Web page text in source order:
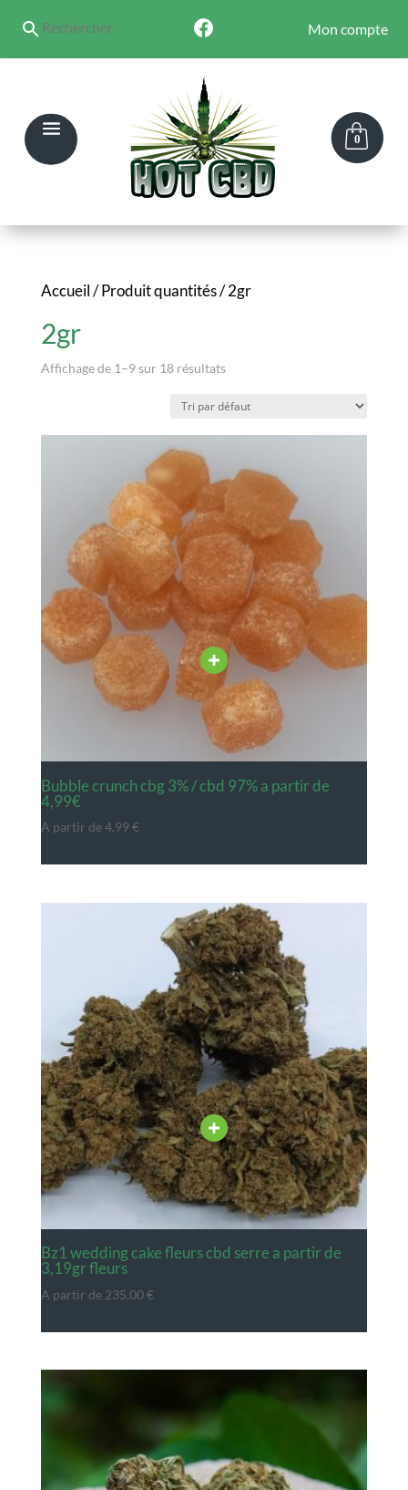
Mon compte
0
Accueil/ Produit quantités / 2gr
2gr
Affichage de 1–9 sur 18 résultats
bubble crunch cbg 3% / cbd 97% a partir de
4,99€
A partir de4,99€
bz1 wedding cake fleurs cbd serre a partir de
3,19gr fleurs
A partir de 235,00€